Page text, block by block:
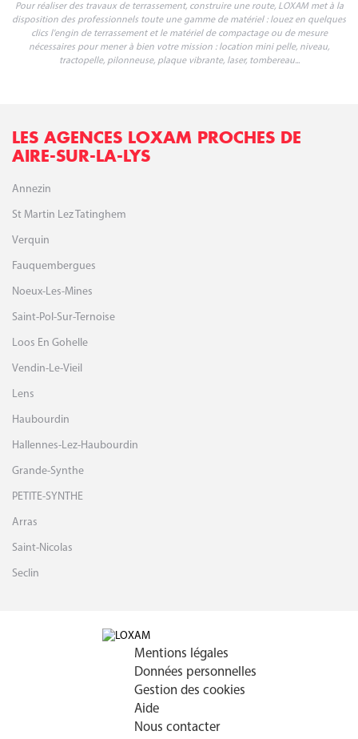
Pour réaliser des travaux de terrassement, construire une route, LOXAM met à la
disposition des professionnels toute une gamme de matériel : louez en quelques
clics l'engin de terrassement et le matériel de compactage ou de mesure
nécessaires pour mener à bien votre mission : location mini pelle, niveau,
tractopelle, pilonneuse, plaque vibrante, laser, tombereau...
LES AGENCES LOXAM PROCHES DE
AIRE-SUR-LA-LYS
Annezin
St Martin Lez Tatinghem
Verquin
Fauquembergues
Noeux-Les-Mines
Saint-Pol-Sur-Ternoise
Loos En Gohelle
Vendin-Le-Vieil
Lens
Haubourdin
Hallennes-Lez-Haubourdin
Grande-Synthe
PETITE-SYNTHE
Arras
Saint-Nicolas
Seclin
Mentions légales
Données personnelles
Gestion des cookies
Aide
Nous contacter